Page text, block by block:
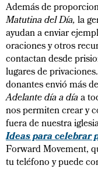
Además de
Matutina del Día,la
ayudan a enviar
oraciones y otros
contactan desde
lugares de
donantes envió más
Adelante día a díaa
nos permiten crear y
fuera de nuestra
Ideas para celebrar
Forward Movement,
tu teléfono y puede